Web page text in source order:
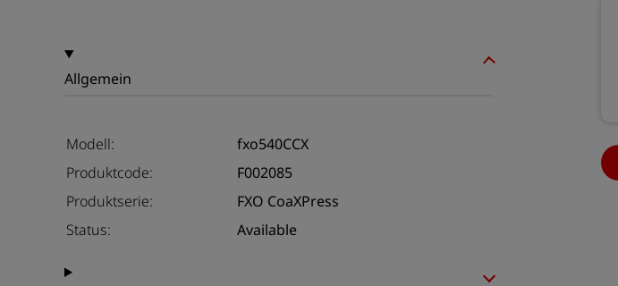
Allgemein
Modell:
fxo540CCX
Produktcode:
F002085
Produktserie:
FXO CoaXPress
Status:
Available